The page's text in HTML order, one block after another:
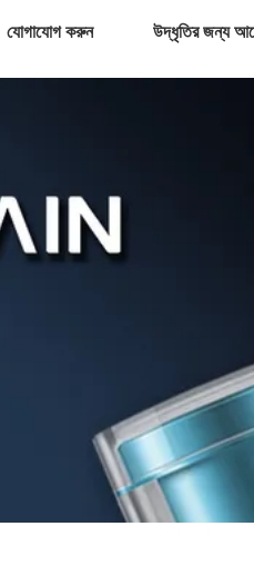
যোগাযোগ করুন উদ্ধৃতির জন্য